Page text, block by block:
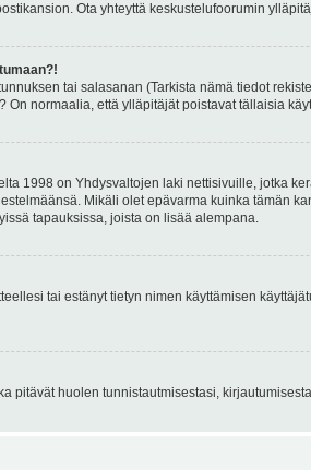
Ota yhteyttä keskustelufoorumin
tai salasanan (Tarkista nämä tiedot
On normaalia, että ylläpitäjät poistavat tällaisia
1998 on Yhdysvaltojen laki nettisivuille, jotka
Mikäli olet epävarma kuinka tämän
tapauksissa, joista on lisää alempana.
tai estänyt tietyn nimen käyttämisen
pitävät huolen tunnistautmisestasi,